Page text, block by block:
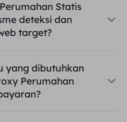
Statis
deteksi dan
target?
yang dibutuhkan
Perumahan